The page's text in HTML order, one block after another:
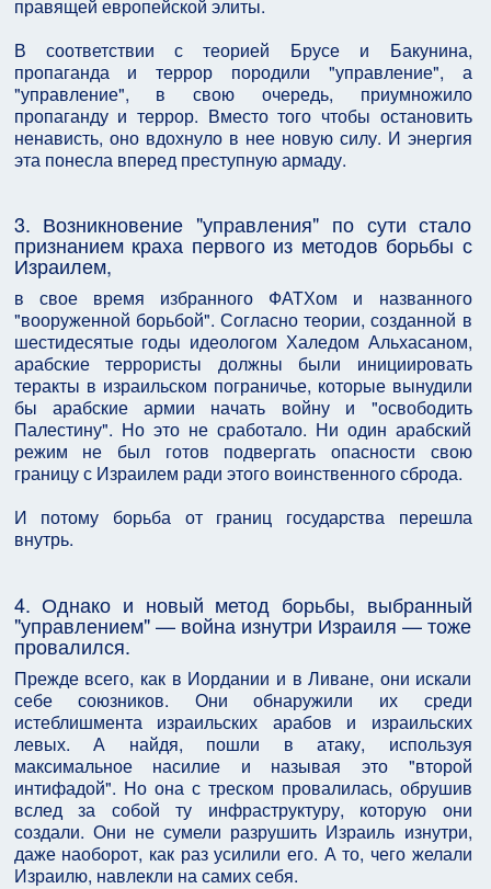
правящей европейской элиты.
В соответствии с теорией Брусе и Бакунина,
пропаганда и террор породили "управление", а
"управление", в свою очередь, приумножило
пропаганду и террор. Вместо того чтобы остановить
ненависть, оно вдохнуло в нее новую силу. И энергия
эта понесла вперед преступную армаду.
3. Возникновение "управления" по сути стало
признанием краха первого из методов борьбы с
Израилем,
в свое время избранного ФАТХом и названного
"вооруженной борьбой". Согласно теории, созданной в
шестидесятые годы идеологом Халедом Альхасаном,
арабские террористы должны были инициировать
теракты в израильском пограничье, которые вынудили
бы арабские армии начать войну и "освободить
Палестину". Но это не сработало. Ни один арабский
режим не был готов подвергать опасности свою
границу с Израилем ради этого воинственного сброда.
И потому борьба от границ государства перешла
внутрь.
4. Однако и новый метод борьбы, выбранный
"управлением" — война изнутри Израиля — тоже
провалился.
Прежде всего, как в Иордании и в Ливане, они искали
себе союзников. Они обнаружили их среди
истеблишмента израильских арабов и израильских
левых. А найдя, пошли в атаку, используя
максимальное насилие и называя это "второй
интифадой". Но она с треском провалилась, обрушив
вслед за собой ту инфраструктуру, которую они
создали. Они не сумели разрушить Израиль изнутри,
даже наоборот, как раз усилили его. А то, чего желали
Израилю, навлекли на самих себя.